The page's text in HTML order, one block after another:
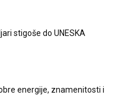
stigoše do UNESKA
energije, znamenitosti i